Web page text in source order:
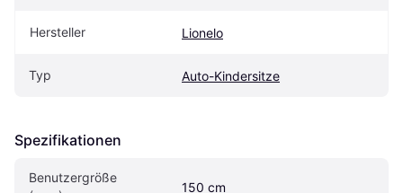
Hersteller Lionelo
Typ Auto-Kindersitze
Spezifikationen
Benutzergröße
150 cm